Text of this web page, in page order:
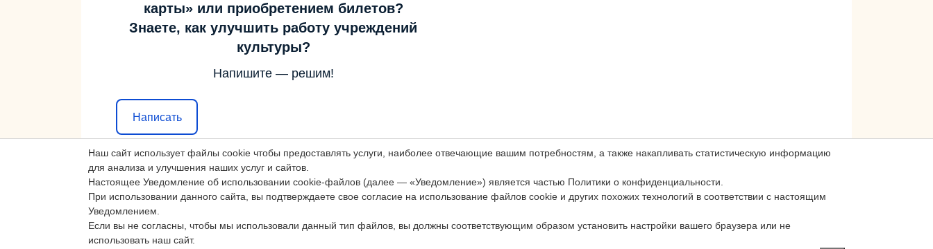
Наш сайт использует файлы cookie чтобы предоставлять услуги, наиболее отвечающие вашим потребностям, а также накапливать статистическую информацию
для анализа и улучшения наших услуг и сайтов.
Настоящее Уведомление об использовании cookie-файлов (далее — «Уведомление») является частью Политики о конфиденциальности.
При использовании данного сайта, вы подтверждаете свое согласие на использование файлов cookie и других похожих технологий в соответствии с настоящим
Уведомлением.
Если вы не согласны, чтобы мы использовали данный тип файлов, вы должны соответствующим образом установить настройки вашего браузера или не
использовать наш сайт.
карты» или приобретением билетов?
Знаете, как улучшить работу учреждений
культуры?
Напишите — решим!
Написать